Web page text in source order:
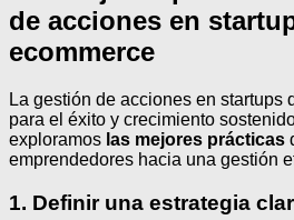
de acciones en
ecommerce
La gestión de acciones en startups
para el éxito y crecimiento
exploramos las mejores prácticas
emprendedores hacia una gestión
1. Definir una estrategia